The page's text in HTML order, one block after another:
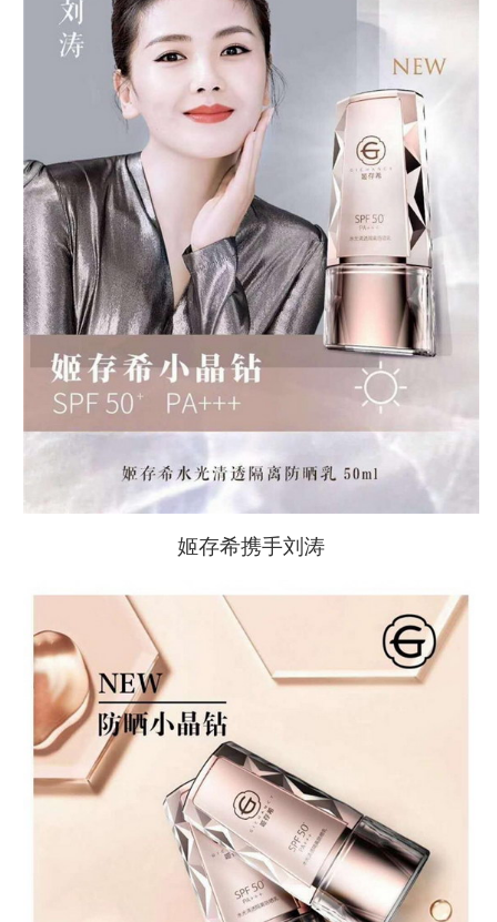
姬存希携手刘涛